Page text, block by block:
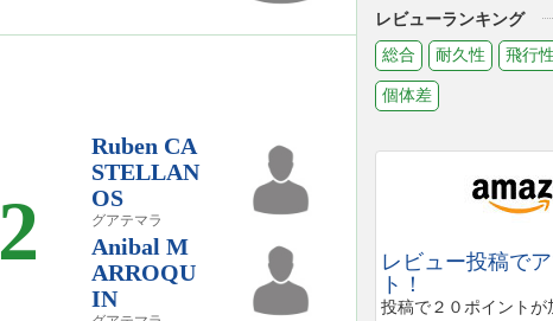
2
Ruben CA
STELLAN
OS
グアテマラ
Anibal M
ARROQU
IN
レビューランキング
総合
耐久性 飛行
個体差
レビュー投稿で
ト！
投稿で２０ポイントが